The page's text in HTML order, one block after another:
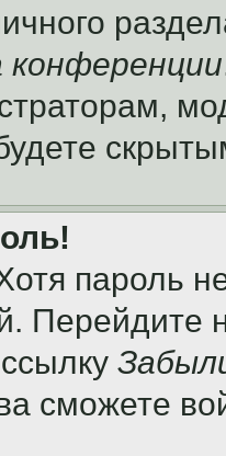
конференции
пароль
Перейдите
сможете